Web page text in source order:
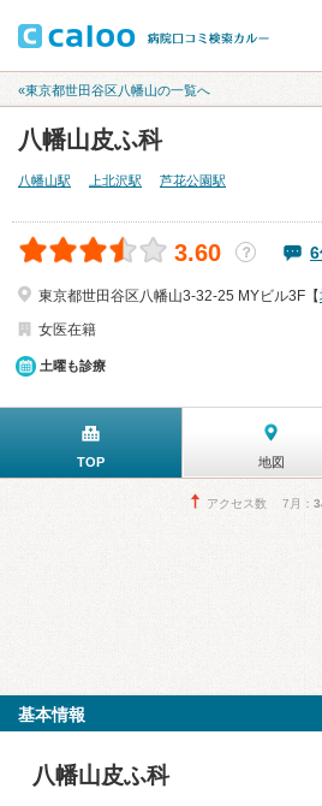
«東京都世田谷区八幡山の一覧へ
八幡山皮ふ科
八幡山駅 上北沢駅 芦花公園駅
3.60 ？
東京都世田谷区八幡山3-32-25 MYビル3F【
女医在籍
土曜も診療
TOP 地図
アクセス数 7月：
基本情報
八幡山皮ふ科